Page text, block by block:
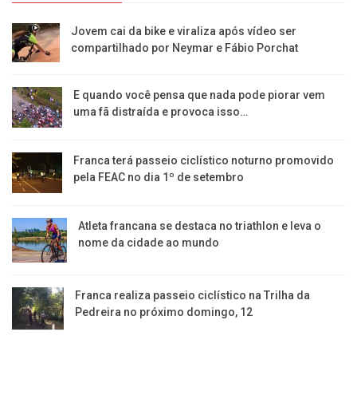
Jovem cai da bike e viraliza após vídeo ser
compartilhado por Neymar e Fábio Porchat
E quando você pensa que nada pode piorar vem
uma fã distraída e provoca isso…
Franca terá passeio ciclístico noturno promovido
pela FEAC no dia 1º de setembro
Atleta francana se destaca no triathlon e leva o
nome da cidade ao mundo
Franca realiza passeio ciclístico na Trilha da
Pedreira no próximo domingo, 12